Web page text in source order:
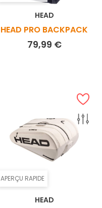
HEAD
HEAD PRO BACKPACK
79,99 €Prix
APERÇU RAPIDE
HEAD